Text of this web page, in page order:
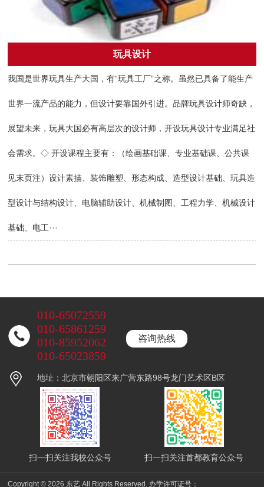
玩具设计
我国是世界玩具生产大国，有“玩具工厂”之称。虽然已具备了能生产
世界一流产品的能力，但设计要靠国外引进。品牌玩具设计师奇缺，
展望未来，玩具大国必有高层次的设计师，开设玩具设计专业满足社
会需求。◇ 开设课程主要有：（绘画基础课、专业基础课、公共课
见末页注）设计素描、装饰雕塑、形态构成、造型设计基础、玩具造
型设计与结构设计、电脑辅助设计、机械制图、工程力学、机械设计
基础、电工···
010-65072559
010-65861259
010-85952062
010-65023859
咨询热线
地址：北京市朝阳区来广营东路98号龙门艺术区B区
扫一扫关注我校公众号 扫一扫关注首都教育公众号
Copyright © 2026 东艺 All Rights Reserved. 办学许可证号：